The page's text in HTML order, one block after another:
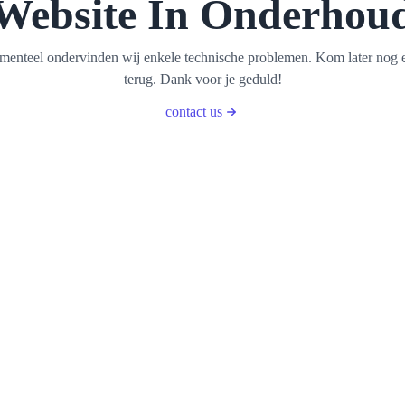
In
ondervinden wij enkele technische problemen. Kom later nog
terug. Dank voor je geduld!
contact us